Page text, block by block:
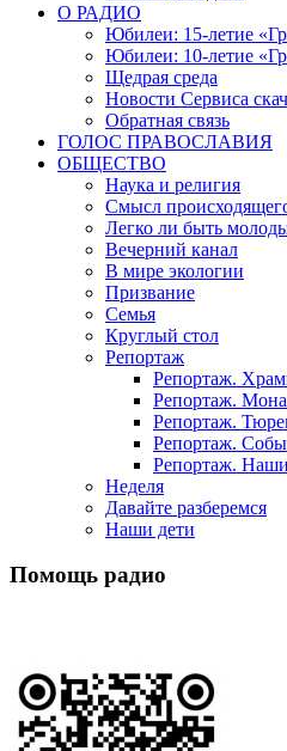
О РАДИО
Юбилеи: 15-летие
Юбилеи: 10-летие
Щедрая среда
Новости Сервиса
Обратная связь
ГОЛОС ПРАВОСЛАВИЯ
ОБЩЕСТВО
Наука и религия
Смысл
Легко ли быть
Вечерний канал
В мире экологии
Призвание
Семья
Круглый стол
Репортаж
Репортаж.
Репортаж.
Репортаж.
Репортаж.
Репортаж.
Неделя
Давайте разберемся
Наши дети
Помощь радио